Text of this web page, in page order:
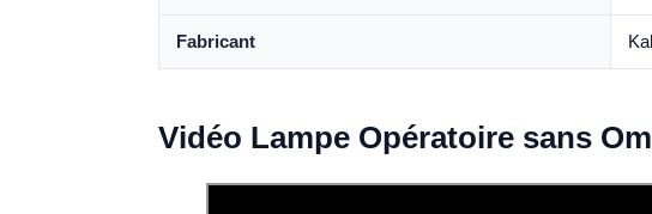
Fabricant
Vidéo Lampe Opératoire sans